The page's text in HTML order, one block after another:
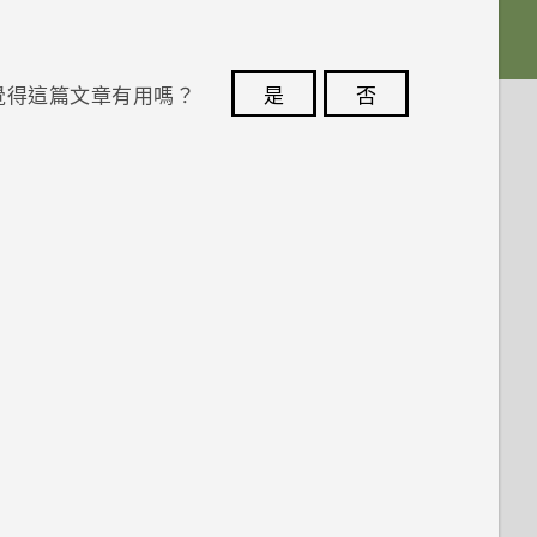
得這篇文章有用嗎？ 是
否